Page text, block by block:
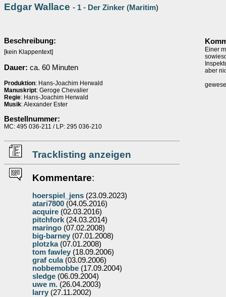
Edgar Wallace - 1 - Der Zinker (Maritim)
Beschreibung:
[kein Klappentext]
Dauer: ca. 60 Minuten
Produktion: Hans-Joachim Herwald
Manuskript: Geroge Chevalier
Regie: Hans-Joachim Herwald
Musik: Alexander Ester
Bestellnummer:
MC: 495 036-211 / LP: 295 036-210
Tracklisting anzeigen
Kommentare:
hoerspiel_jens (23.09.2023)
atari7800 (04.05.2016)
acquire (02.03.2016)
pitchfork (24.03.2014)
maringo (07.02.2008)
big-barney (07.01.2008)
plotzka(07.01.2008)
tom fawley (18.09.2006)
graf cula(03.09.2006)
nobbemobbe (17.09.2004)
sledge (06.09.2004)
uwe m. (26.04.2003)
larry (27.11.2002)
Einer
aber